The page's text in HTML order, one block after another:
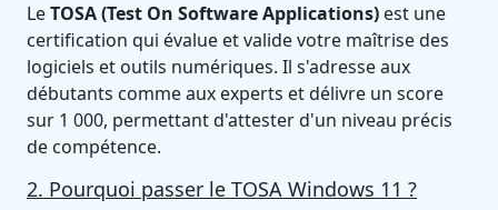
LeTOSA (Test On Software Applications) est une
certification qui évalue et valide votre maîtrise des
logiciels et outils numériques. Il s'adresse aux
débutants comme aux experts et délivre un score
sur 1 000, permettant d'attester d'un niveau précis
de compétence.
2. Pourquoi passer le TOSA Windows 11 ?